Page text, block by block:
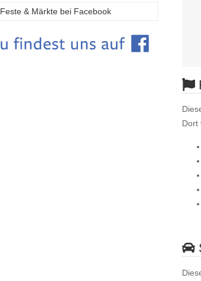
Dort
Feste & Märkte bei Facebook